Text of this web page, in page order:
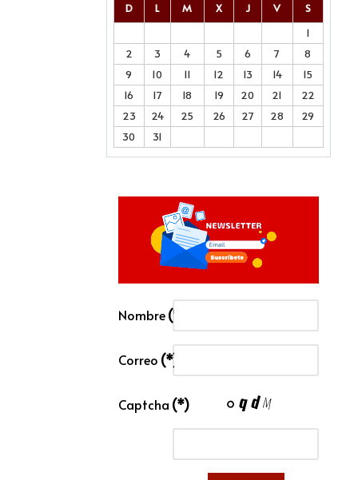
D L M X J V
S
1
2
3 4 5 6 7
8
9
10 11 12 13 14
15
16
17 18 19 20 21
22
23
24 25 26 27 28
29
30
31
Nombre (*)
Correo (*)
Captcha (*)